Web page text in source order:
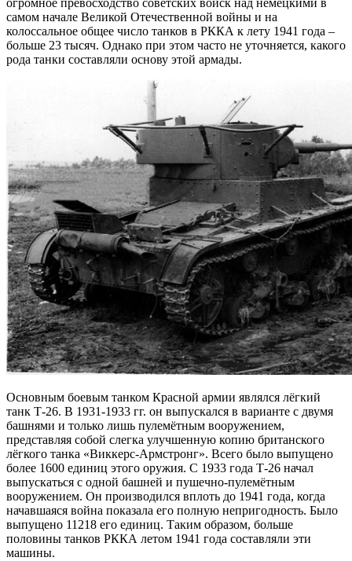
огромное превосходство советских войск над немецкими в
самом начале Великой Отечественной войны и на
колоссальное общее число танков в РККА к лету 1941 года –
больше 23 тысяч. Однако при этом часто не уточняется, какого
рода танки составляли основу этой армады.
Основным боевым танком Красной армии являлся лёгкий
танк Т-26. В 1931-1933 гг. он выпускался в варианте с двумя
башнями и только лишь пулемётным вооружением,
представляя собой слегка улучшенную копию британского
лёгкого танка «Виккерс-Армстронг». Всего было выпущено
более 1600 единиц этого оружия. С 1933 года Т-26 начал
выпускаться с одной башней и пушечно-пулемётным
вооружением. Он производился вплоть до 1941 года, когда
начавшаяся война показала его полную непригодность. Было
выпущено 11218 его единиц. Таким образом, больше
половины танков РККА летом 1941 года составляли эти
машины.